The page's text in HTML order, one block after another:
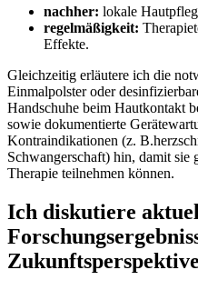
nachher: lokale
regelmäßigkeit:
Effekte.
Gleichzeitig erläutere ich die
Einmalpolster oder
Handschuhe beim ​Hautkontakt
‍sowie dokumentierte
Kontraindikationen (z.
Schwangerschaft) hin, damit sie
‍Therapie teilnehmen können.
Ich diskutiere